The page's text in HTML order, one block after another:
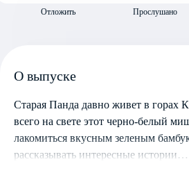
Отложить Прослушано
О выпуске
Старая Панда давно живет в горах
всего на свете этот черно-белый
лакомиться вкусным зеленым
рассказывать интересные истории…